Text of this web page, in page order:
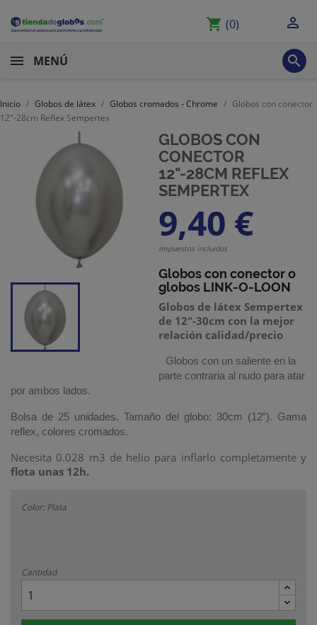
shopping_cart (0) 
MENÚ 
Inicio Globos de látex Globos cromados - Chrome
Globos con conector
12"-28cm Reflex Sempertex
GLOBOS CON
CONECTOR
12"-28CM REFLEX
SEMPERTEX
9,40 €
Impuestos incluidos
Globos con conectoro
globos LINK-O-LOON
Globos de látex Sempertex
de 12"-30cm con la mejor
relación calidad/precio
Globos con un saliente en la
parte contraria al nudo para atar
por ambos lados.
Bolsa de 25 unidades. Tamaño del globo: 30cm (12”). Gama
reflex, colores cromados.
Necesita 0.028 m3 de helio para inflarlo completamente y
flota unas 12h.
Color: Plata
Cantidad